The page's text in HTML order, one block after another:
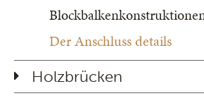
Der Anschluss details
Holzbrücken